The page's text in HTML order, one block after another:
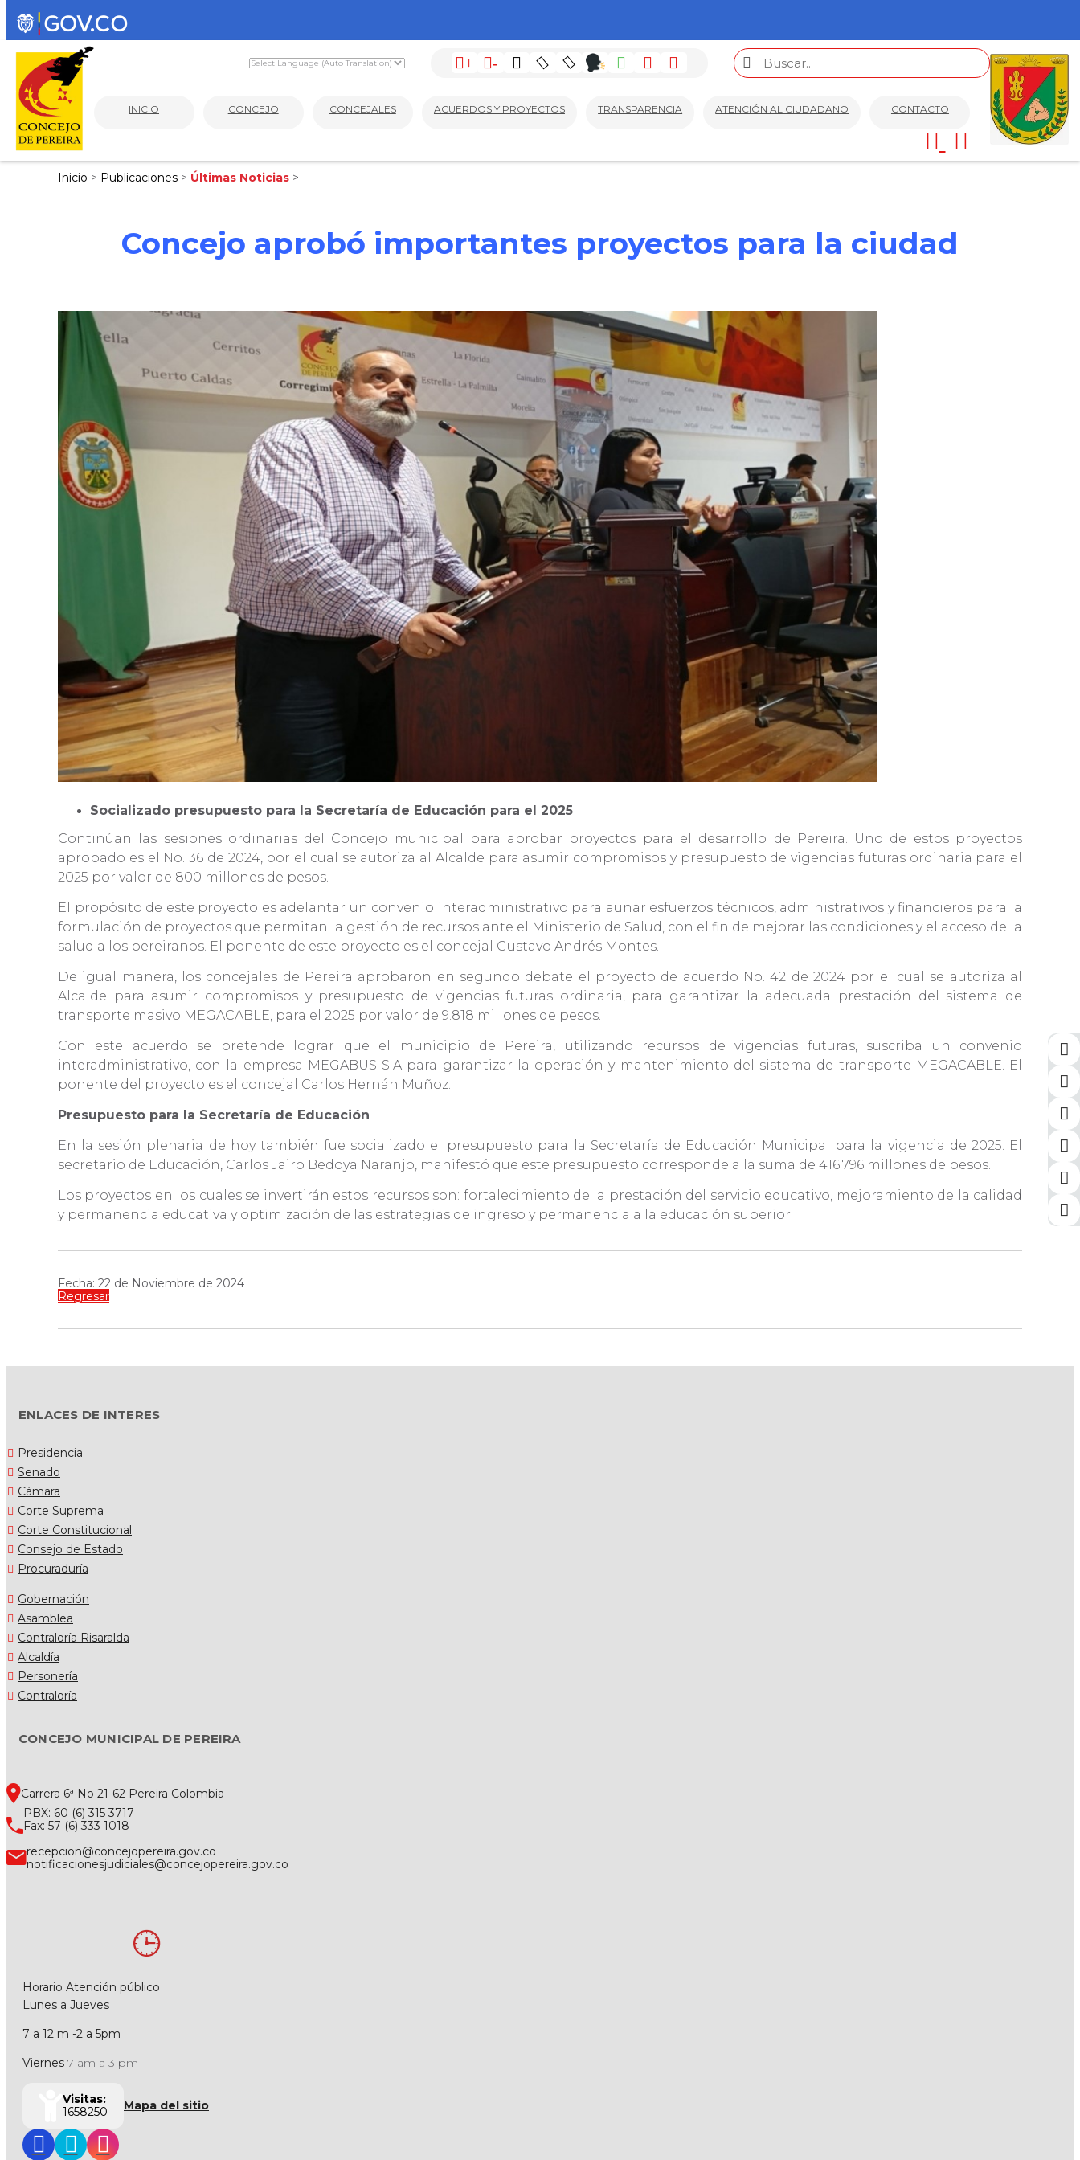
+ -
INICIO CONCEJO CONCEJALES ACUERDOS Y PROYECTOS TRANSPARENCIA ATENCIÓN AL CIUDADANO CONTACTO
Inicio > Publicaciones > Últimas Noticias >
Concejo aprobó importantes proyectos para la ciudad
Socializado presupuesto para la Secretaría de Educación para el 2025
Continúan las sesiones ordinarias del Concejo municipal para aprobar proyectos para el desarrollo de Pereira. Uno de estos proyectos
aprobado es el No. 36 de 2024, por el cual se autoriza al Alcalde para asumir compromisos y presupuesto de vigencias futuras ordinaria para el
2025 por valor de 800 millones de pesos.
El propósito de este proyecto es adelantar un convenio interadministrativo para aunar esfuerzos técnicos, administrativos y financieros para la
formulación de proyectos que permitan la gestión de recursos ante el Ministerio de Salud, con el fin de mejorar las condiciones y el acceso de la
salud a los pereiranos. El ponente de este proyecto es el concejal Gustavo Andrés Montes.
De igual manera, los concejales de Pereira aprobaron en segundo debate el proyecto de acuerdo No. 42 de 2024 por el cual se autoriza al
Alcalde para asumir compromisos y presupuesto de vigencias futuras ordinaria, para garantizar la adecuada prestación del sistema de
transporte masivo MEGACABLE, para el 2025 por valor de 9.818 millones de pesos.
Con este acuerdo se pretende lograr que el municipio de Pereira, utilizando recursos de vigencias futuras, suscriba un convenio
interadministrativo, con la empresa MEGABUS S.A para garantizar la operación y mantenimiento del sistema de transporte MEGACABLE. El
ponente del proyecto es el concejal Carlos Hernán Muñoz.
Presupuesto para la Secretaría de Educación
En la sesión plenaria de hoy también fue socializado el presupuesto para la Secretaría de Educación Municipal para la vigencia de 2025. El
secretario de Educación, Carlos Jairo Bedoya Naranjo, manifestó que este presupuesto corresponde a la suma de 416.796 millones de pesos.
Los proyectos en los cuales se invertirán estos recursos son: fortalecimiento de la prestación del servicio educativo, mejoramiento de la calidad
y permanencia educativa y optimización de las estrategias de ingreso y permanencia a la educación superior.
Fecha: 22 de Noviembre de 2024
Regresar
ENLACES DE INTERES
Presidencia
Senado
Cámara
Corte Suprema
Corte Constitucional
Consejo de Estado
Procuraduría
Gobernación
Asamblea
Contraloría Risaralda
Alcaldía
Personería
Contraloría
CONCEJO MUNICIPAL DE PEREIRA
Carrera 6ª No 21-62 Pereira Colombia
PBX: 60 (6) 315 3717
Fax: 57 (6) 333 1018
recepcion@concejopereira.gov.co
notificacionesjudiciales@concejopereira.gov.co
Horario Atención público
Lunes a Jueves
7 a 12 m -2 a 5pm
Viernes 7 am a 3 pm
Visitas:
1658250
Mapa del sitio